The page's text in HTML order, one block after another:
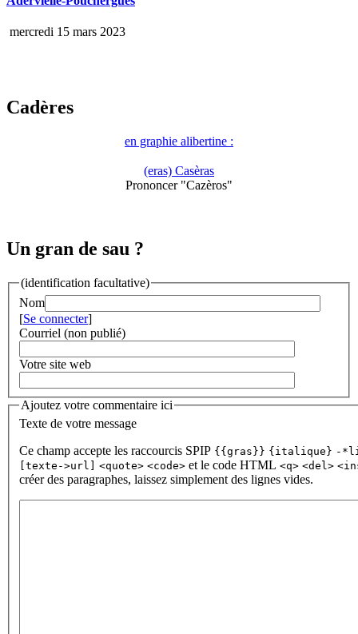
mercredi 15 mars 2023
Cadères
en graphie alibertine :
(eras) Casèras
Prononcer "Cazèros"
Un gran de sau ?
(identification facultative)
Nom
[Se connecter]
Courriel (non publié)
Votre site web
Ajoutez votre commentaire ici
Texte de votre message
Ce champ accepte les raccourcis SPIP {{gras}} {italique} -
[texte->url]
<quote> <code> et le code HTML <q> <del>
créer des paragraphes, laissez simplement des lignes vides.